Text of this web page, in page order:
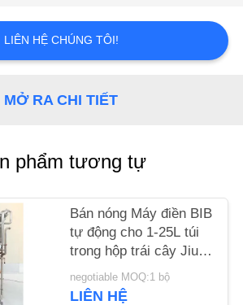
LIÊN HỆ CHÚNG TÔI!
MỞ RA CHI TIẾT
phẩm tương tự
Bán nóng Máy điền BIB
tự động cho 1-25L túi
trong hộp trái cây Jiuce
/ sữa / dầu điền đầu
đơn hoặc đôi
negotiable MOQ:1 bộ
LIÊN HỆ